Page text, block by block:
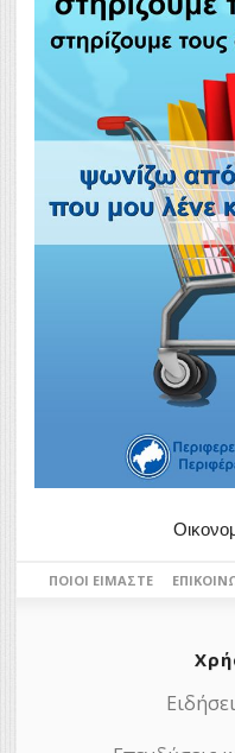
ΠΟΙΟΙ ΕΊΜΑΣΤΕ